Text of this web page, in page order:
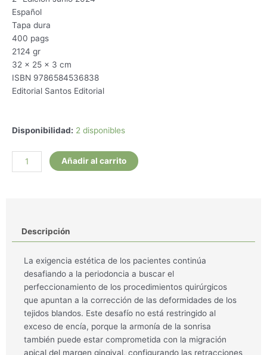
Español
Tapa dura
400 pags
2124 gr
32 x 25 x 3 cm
ISBN 9786584536838
Editorial Santos Editorial
Disponibilidad: 2 disponibles
Recubrimiento
Desafiando
Conceptos
Añadir al carrito
Descripción
La exigencia estética de los pacientes continúa
desafiando a la periodoncia a buscar el
perfeccionamiento de los procedimientos quirúrgicos
que apuntan a la corrección de las deformidades de los
tejidos blandos. Este desafío no está restringido al
exceso de encía, porque la armonía de la sonrisa
también puede estar comprometida con la migración
apical del margen gingival, configurando las retracciones